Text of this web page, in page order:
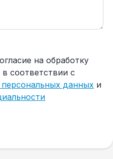
на обработку
соответствии с
данных и